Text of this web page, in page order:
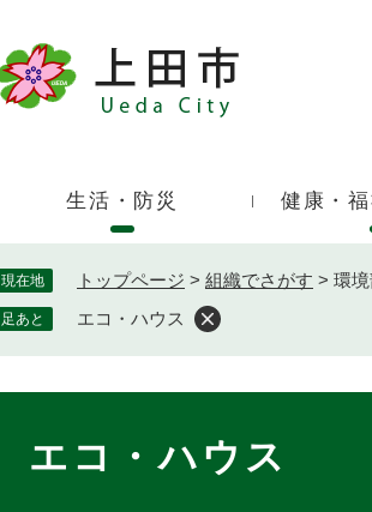
ド
生活・防災 健康・
現在地 トップページ > 組織でさがす > 環
足あと エコ・ハウス
エコ・ハウス